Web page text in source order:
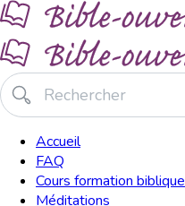
Accueil
FAQ
Cours formation biblique
Méditations